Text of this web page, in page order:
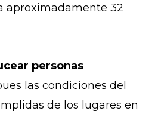
aproximadamente 32
personas
las condiciones del
de los lugares en